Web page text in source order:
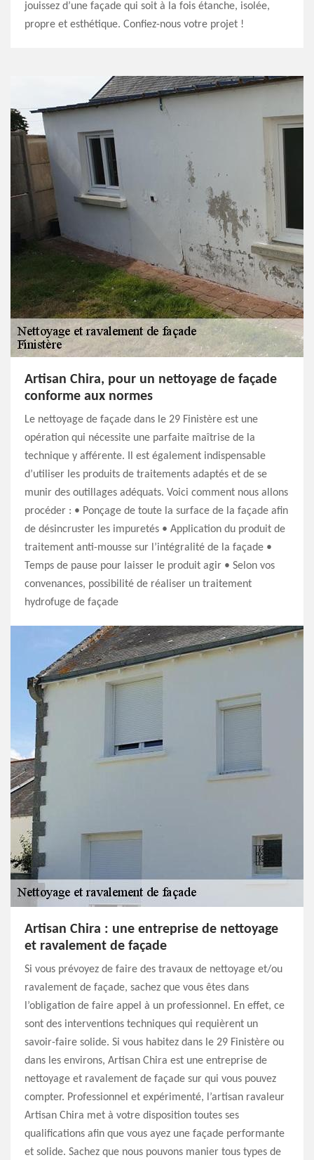
jouissez d’une façade qui soit à la fois étanche, isolée,
propre et esthétique. Confiez-nous votre projet !
Artisan Chira, pour un nettoyage de façade
conforme aux normes
Le nettoyage de façade dans le 29 Finistère est une
opération qui nécessite une parfaite maîtrise de la
technique y afférente. Il est également indispensable
d’utiliser les produits de traitements adaptés et de se
munir des outillages adéquats. Voici comment nous allons
procéder : • Ponçage de toute la surface de la façade afin
de désincruster les impuretés • Application du produit de
traitement anti-mousse sur l’intégralité de la façade •
Temps de pause pour laisser le produit agir • Selon vos
convenances, possibilité de réaliser un traitement
hydrofuge de façade
Artisan Chira : une entreprise de nettoyage
et ravalement de façade
Si vous prévoyez de faire des travaux de nettoyage et/ou
ravalement de façade, sachez que vous êtes dans
l’obligation de faire appel à un professionnel. En effet, ce
sont des interventions techniques qui requièrent un
savoir-faire solide. Si vous habitez dans le 29 Finistère ou
dans les environs, Artisan Chira est une entreprise de
nettoyage et ravalement de façade sur qui vous pouvez
compter. Professionnel et expérimenté, l’artisan ravaleur
Artisan Chira met à votre disposition toutes ses
qualifications afin que vous ayez une façade performante
et solide. Sachez que nous pouvons manier tous types de